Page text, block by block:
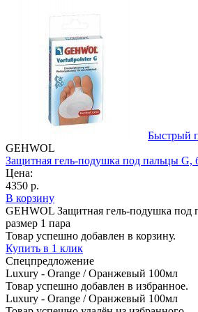
Быстрый
GEHWOL
Защитная гель-подушка под пальцы G,
Цена:
4350 р.
В корзину
GEHWOL Защитная гель-подушка под
размер 1 пара
Товар успешно добавлен в корзину.
Купить в 1 клик
Спецпредложение
Luxury - Orange / Оранжевый 100мл
Товар успешно добавлен в избранное.
Luxury - Orange / Оранжевый 100мл